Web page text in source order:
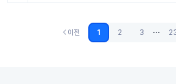
이전 (없음)
이전 1 2 3 ...